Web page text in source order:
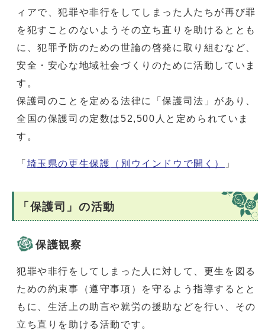
ィアで、犯罪や非行をしてしまった人たちが再び罪
を犯すことのないようその立ち直りを助けるととも
に、犯罪予防のための世論の啓発に取り組むなど、
安全・安心な地域社会づくりのために活動していま
す。
保護司のことを定める法律に「保護司法」があり、
全国の保護司の定数は52,500人と定められていま
す。
「 埼玉県の更生保護 （別ウインドウで開く） 」
「保護司」の活動
保護観察
犯罪や非行をしてしまった人に対して、更生を図る
ための約束事（遵守事項）を守るよう指導するとと
もに、生活上の助言や就労の援助などを行い、その
立ち直りを助ける活動です。